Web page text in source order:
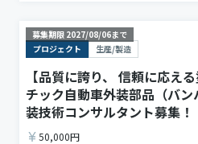
募集期限 2027/08/06まで
プロジェクト
生産/製造
【品質に誇り、 信頼に応え
チック自動車外装部品（バ
装技術コンサルタント募集！
50,000円